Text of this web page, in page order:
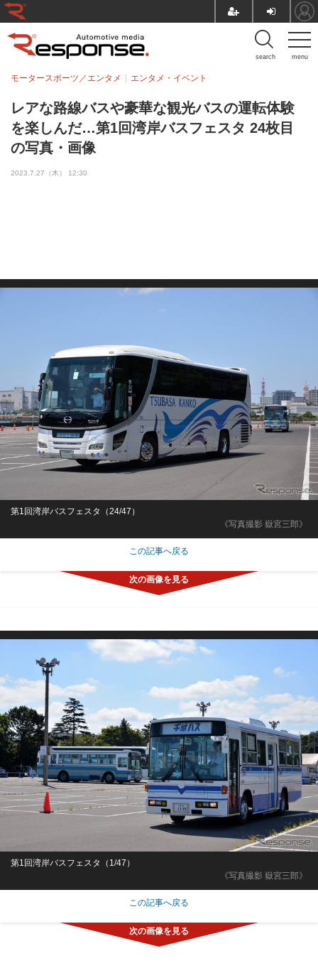
menu
search
レアな路線バスや豪華な観光バスの運転体験
を楽しんだ…第1回湾岸バスフェスタ 24枚目
の写真・画像
モータースポーツ／エンタメ エンタメ・イベント
2023.7.27（木） 12:30
《写真撮影 嶽宮三郎》
第1回湾岸バスフェスタ（24/47）
この記事へ戻る
《写真撮影 嶽宮三郎》
第1回湾岸バスフェスタ（1/47）
この記事へ戻る